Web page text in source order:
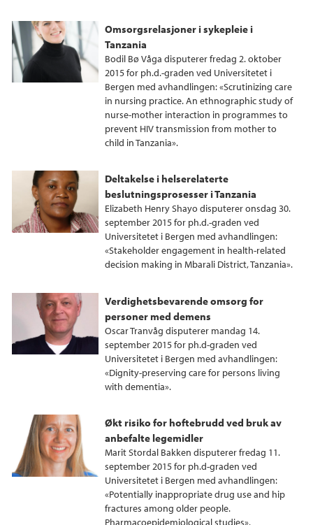
Omsorgsrelasjoner i sykepleie i
Tanzania
Bodil Bø Våga disputerer fredag 2. oktober
2015 for ph.d.-graden ved Universitetet i
Bergen med avhandlingen: «Scrutinizing care
in nursing practice. An ethnographic study of
nurse-mother interaction in programmes to
prevent HIV transmission from mother to
child in Tanzania».
Deltakelse i helserelaterte
beslutningsprosesser i Tanzania
Elizabeth Henry Shayo disputerer onsdag 30.
september 2015 for ph.d.-graden ved
Universitetet i Bergen med avhandlingen:
«Stakeholder engagement in health-related
decision making in Mbarali District, Tanzania».
Verdighetsbevarende omsorg for
personer med demens
Oscar Tranvåg disputerer mandag 14.
september 2015 for ph.d-graden ved
Universitetet i Bergen med avhandlingen:
«Dignity-preserving care for persons living
with dementia».
Økt risiko for hoftebrudd ved bruk av
anbefalte legemidler
Marit Stordal Bakken disputerer fredag 11.
september 2015 for ph.d-graden ved
Universitetet i Bergen med avhandlingen:
«Potentially inappropriate drug use and hip
fractures among older people.